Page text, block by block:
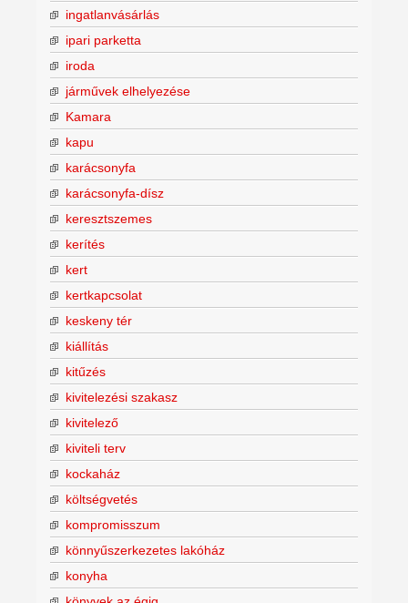
ingatlanvásárlás
ipari parketta
iroda
járművek elhelyezése
Kamara
kapu
karácsonyfa
karácsonyfa-dísz
keresztszemes
kerítés
kert
kertkapcsolat
keskeny tér
kiállítás
kitűzés
kivitelezési szakasz
kivitelező
kiviteli terv
kockaház
költségvetés
kompromisszum
könnyűszerkezetes lakóház
konyha